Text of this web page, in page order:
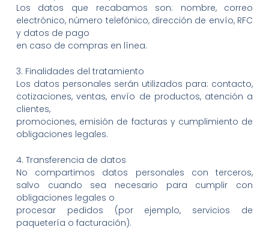
Los datos que recabamos son: nombre, correo
electrónico, número telefónico, dirección de envío, RFC
y datos de pago
en caso de compras en línea.
3. Finalidades del tratamiento
Los datos personales serán utilizados para: contacto,
cotizaciones, ventas, envío de productos, atención a
clientes,
promociones, emisión de facturas y cumplimiento de
obligaciones legales.
4. Transferencia de datos
No compartimos datos personales con terceros,
salvo cuando sea necesario para cumplir con
obligaciones legales o
procesar pedidos (por ejemplo, servicios de
paquetería o facturación).